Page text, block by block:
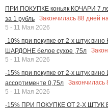
ПРИ ПОКУПКЕ коньяк КОЧАРИ 7
за 1 рубль
Закончилась 88 дней
5 - 11 Мая 2026
-10% при покупке от 2-х штук
ШАРДОНЕ белое сухое ,75л
5 - 11 Мая 2026
-15% при покупке от 2-х штук
ассортименте 0,75л
Закончилась
5 - 11 Мая 2026
-15% ПРИ ПОКУПКЕ ОТ 2-Х